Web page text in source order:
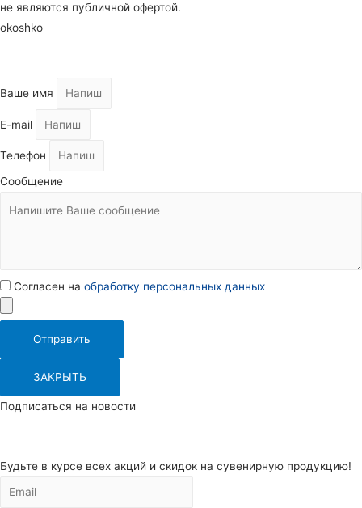
не являются публичной офертой.
okoshko
Ваше имя
E-mail
Телефон
Сообщение
Согласен на обработку персональных данных
Отправить
ЗАКРЫТЬ
Подписаться на новости
Будьте в курсе всех акций и скидок на сувенирную продукцию!